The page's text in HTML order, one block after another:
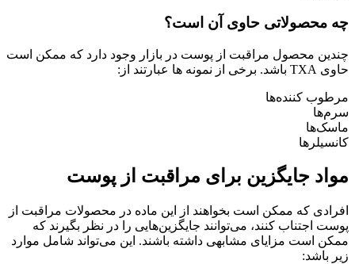
چه محصولاتی حاوی آن است؟
چندین محصول مراقبت از پوست در بازار وجود دارد که ممکن است
حاوی TXA باشد. برخی از نمونه ها عبارتند از:
مرطوب کننده‌ها
سرم‌ها
ماسک‌ها
کانسیلرها
مواد جایگزین برای مراقبت از پوست
افرادی که ممکن است بخواهند از این ماده در محصولات مراقبت از
پوست اجتناب کنند، می‌توانند جایگزین‌هایی را در نظر بگیرند که
ممکن است مزایای مشابهی داشته باشند. این می‌تواند شامل موارد
زیر باشد: